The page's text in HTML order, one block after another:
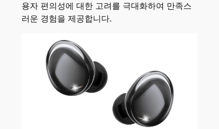
용자 편의성에 대한 고려를 극대화하여 만족스
러운 경험을 제공합니다.